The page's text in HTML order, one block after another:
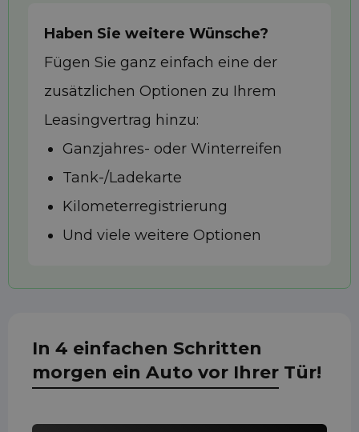
Haben Sie weitere Wünsche?
Fügen Sie ganz einfach eine der
zusätzlichen Optionen zu Ihrem
Leasingvertrag hinzu:
Ganzjahres- oder Winterreifen
Tank-/Ladekarte
Kilometerregistrierung
Und viele weitere Optionen
In 4 einfachen Schritten
morgen ein Auto vor Ihrer Tür!